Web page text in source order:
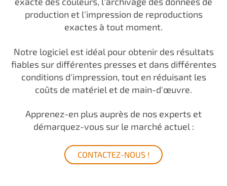
production et l'impression de reproductions
exactes à tout moment.
Notre logiciel est idéal pour obtenir des résultats
fiables sur différentes presses et dans différentes
conditions d'impression, tout en réduisant les
coûts de matériel et de main-d'œuvre.
Apprenez-en plus auprès de nos experts et
démarquez-vous sur le marché actuel :
CONTACTEZ-NOUS !